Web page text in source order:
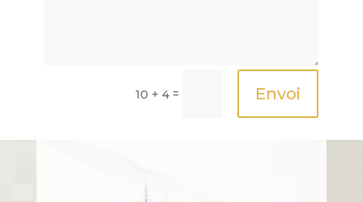
10 + 4 = Envoi